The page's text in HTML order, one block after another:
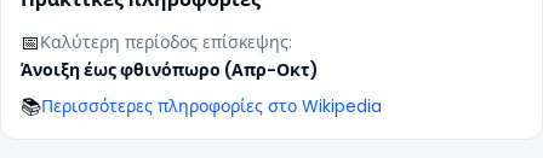
📅Καλύτερη περίοδος επίσκεψης:
Άνοιξη έως φθινόπωρο (Απρ-Οκτ)
📚Περισσότερες πληροφορίες στο Wikipedia